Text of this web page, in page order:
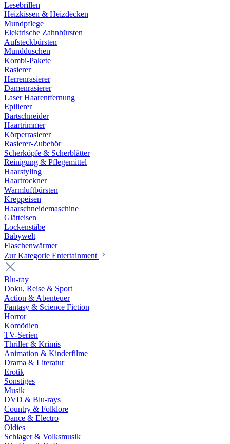
Lesebrillen
Heizkissen & Heizdecken
Mundpflege
Elektrische Zahnbürsten
Aufsteckbürsten
Mundduschen
Kombi-Pakete
Rasierer
Herrenrasierer
Damenrasierer
Laser Haarentfernung
Epilierer
Bartschneider
Haartrimmer
Körperrasierer
Rasierer-Zubehör
Scherköpfe & Scherblätter
Reinigung & Pflegemittel
Haarstyling
Haartrockner
Warmluftbürsten
Kreppeisen
Haarschneidemaschine
Glätteisen
Lockenstäbe
Babywelt
Flaschenwärmer
Zur Kategorie Entertainment
Blu-ray
Doku, Reise & Sport
Action & Abenteuer
Fantasy & Science Fiction
Horror
Komödien
TV-Serien
Thriller & Krimis
Animation & Kinderfilme
Drama & Literatur
Erotik
Sonstiges
Musik
DVD & Blu-rays
Country & Folklore
Dance & Electro
Oldies
Schlager & Volksmusik